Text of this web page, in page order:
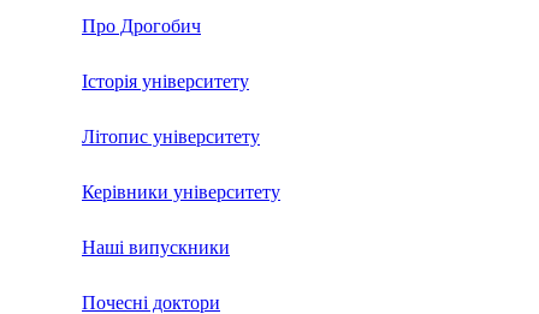
Про Дрогобич
Історія університету
Літопис університету
Керівники університету
Наші випускники
Почесні доктори